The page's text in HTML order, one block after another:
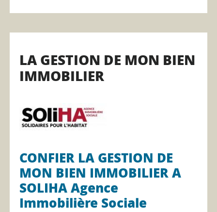
LA GESTION DE MON BIEN
IMMOBILIER
CONFIER LA GESTION DE
MON BIEN IMMOBILIER A
SOLIHA Agence
Immobilière Sociale